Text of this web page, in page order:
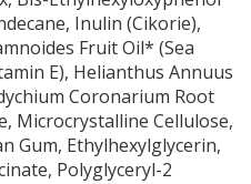
Inulin (Cikorie),
Fruit Oil* (Sea
E), Helianthus Annuus
Coronarium Root
Microcrystalline Cellulose,
Gum, Ethylhexylglycerin,
Polyglyceryl-2